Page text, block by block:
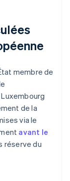
membre de
de la
via le
avant le
réserve du